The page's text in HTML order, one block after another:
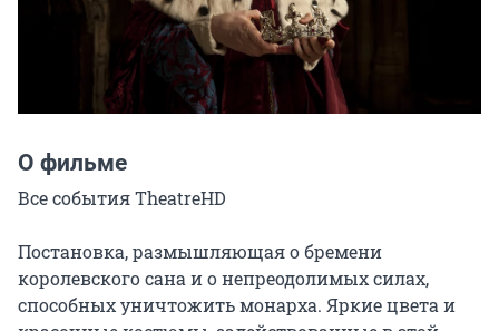
О фильме
Все события TheatreHD
Постановка, размышляющая о бремени
королевского сана и о непреодолимых силах,
способных уничтожить монарха. Яркие цвета и